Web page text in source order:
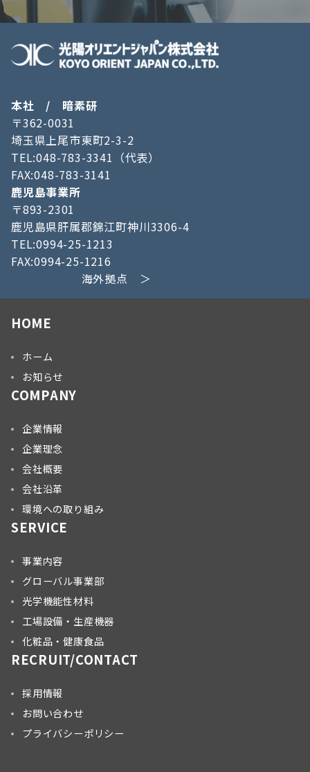
本社 / 暗素研
〒362-0031
埼玉県上尾市東町2-3-2
TEL:048-783-3341（代表）
FAX:048-783-3141
鹿児島事業所
〒893-2301
鹿児島県肝属郡錦江町神川3306-4
TEL:0994-25-1213
FAX:0994-25-1216
海外拠点 ＞
HOME
ホーム
お知らせ
COMPANY
企業情報
企業理念
会社概要
会社沿革
環境への取り組み
SERVICE
事業内容
グローバル事業部
光学機能性材料
工場設備・生産機器
化粧品・健康食品
RECRUIT/CONTACT
採用情報
お問い合わせ
プライバシーポリシー